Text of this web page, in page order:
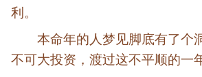
利。
本命年的人梦见脚底有了个
不可大投资，渡过这不平顺的一